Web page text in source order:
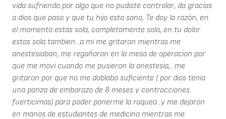
vida sufriendo por algo que no pudiste controlar, da gracias
a dios que paso y que tu hijo esta sano, Te doy la razón, en
el momento estas sola, completamente sola, en tu dolor
estas sola tambien...a mi me gritaron mientras me
anestesiaban, me regañaron en la mesa de operacion por
que me movi cuando me pusieron la anestesia,...me
gritaron por que no me doblaba suficiente ( por dios tenia
una panza de embarazo de 8 meses y contracciones
fuerticimas) para poder ponerme la raquea...y me dejaron
en manos de estudiantes de medicina mientras me